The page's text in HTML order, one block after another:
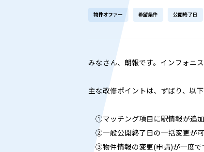
物件オファー 希望条件 公開終了日
みなさん、朗報です。インフォニ
主な改修ポイントは、ずばり、以下
①マッチング項目に駅情報が追
②一般公開終了日の一括変更が
③物件情報の変更(申請)が一度で